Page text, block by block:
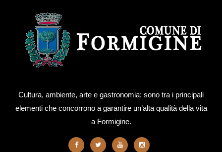
Cultura, ambiente, arte e gastronomia: sono tra i principali
elementi che concorrono a garantire un’alta qualità della vita
a Formigine.